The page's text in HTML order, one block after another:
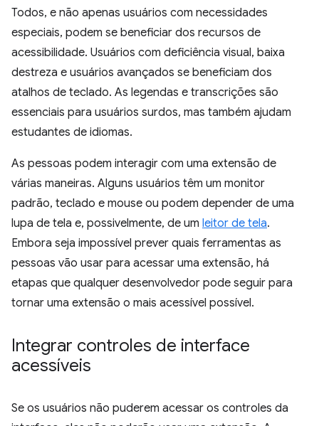
Todos, e não apenas usuários com necessidades
especiais, podem se beneficiar dos recursos de
acessibilidade. Usuários com deficiência visual, baixa
destreza e usuários avançados se beneficiam dos
atalhos de teclado. As legendas e transcrições são
essenciais para usuários surdos, mas também ajudam
estudantes de idiomas.
As pessoas podem interagir com uma extensão de
várias maneiras. Alguns usuários têm um monitor
padrão, teclado e mouse ou podem depender de uma
lupa de tela e, possivelmente, de um leitor de tela.
Embora seja impossível prever quais ferramentas as
pessoas vão usar para acessar uma extensão, há
etapas que qualquer desenvolvedor pode seguir para
tornar uma extensão o mais acessível possível.
Integrar controles de interface
acessíveis
Se os usuários não puderem acessar os controles da